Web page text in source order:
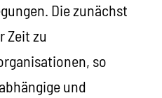
Die zunächst
Zeit zu
so
und